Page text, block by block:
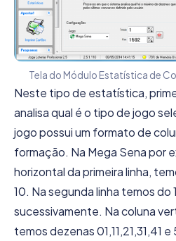
Tela do Módulo Estatística de
Neste tipo de estatística,
analisa qual é o tipo de jogo
jogo possui um formato de
formação. Na Mega Sena por
horizontal da primeira linha,
10. Na segunda linha temos do
sucessivamente. Na coluna
temos dezenas 01,11,21,31,41